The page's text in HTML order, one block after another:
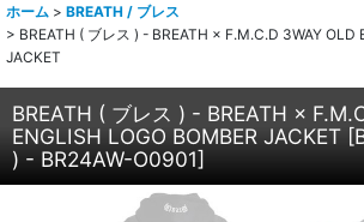
ホーム > BREATH / ブレス
> BREATH ( ブレス ) - BREATH × F.M.C.D 3WAY OLD
JACKET
BREATH ( ブレス ) - BREATH ×
ENGLISH LOGO BOMBER JACKET [
) - BR24AW-O0901]